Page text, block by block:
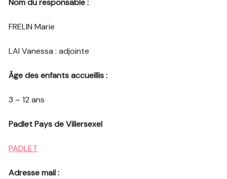
Nom du responsable :
FRELIN Marie
LAI Vanessa : adjointe
Âge des enfants accueillis :
3 – 12 ans
Padlet Pays de Villersexel
PADLET
Adresse mail :